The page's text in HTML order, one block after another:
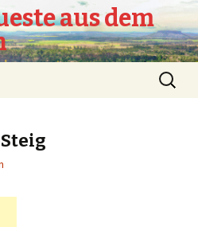
aus dem
Suchen
nach: